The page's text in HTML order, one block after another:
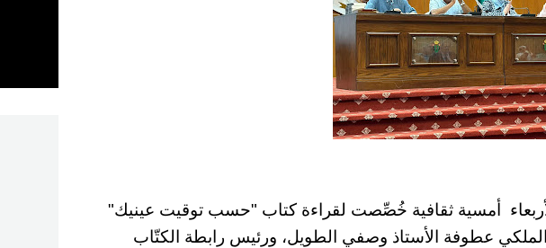
أمسية ثقافية خُصِّصت لقراءة كتاب "حسب توقيت عينيك"
الملكي عطوفة الأستاذ وصفي الطويل، ورئيس رابطة الكتّاب